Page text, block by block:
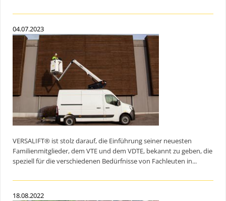
04.07.2023
VERSALIFT® ist stolz darauf, die Einführung seiner neuesten
Familienmitglieder, dem VTE und dem VDTE, bekannt zu geben, die
speziell für die verschiedenen Bedürfnisse von Fachleuten in...
18.08.2022